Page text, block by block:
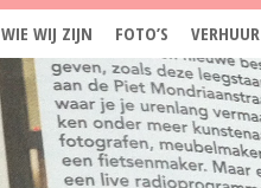
WIE WIJ ZIJN FOTO’S VERHUUR